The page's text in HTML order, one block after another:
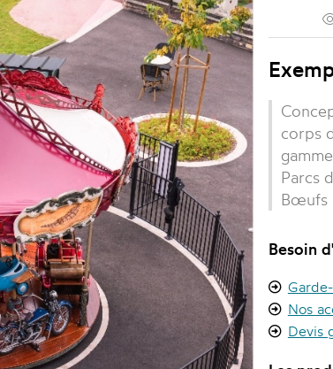
corps
Parcs
Bœufs
Besoin
Nos
Devis